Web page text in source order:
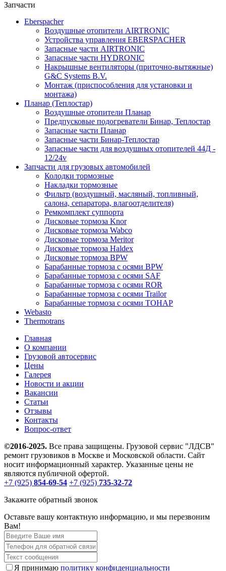
Запчасти
Eberspacher
Воздушные отопители AIRTRONIC
Устройства управления EBERSPACHER
Запасные части AIRTRONIC
Запасные части HYDRONIC
Накрышные вентиляторы (приточно-вытяжные)
G&C Systems B.V.
Монтаж (приспособления для установки и
монтажа)
Планар (Теплостар)
Воздушные отопители Планар
Предпусковые подогреватели Бинар, Теплостар
Запасные части Планар
Запасные части Бинар-Теплостар
Запасные части для воздушных отопителей 44Д -
12/24v
Запчасти для грузовых автомобилей
Колодки тормозные
Накладки тормозные
Фильтр (воздушный, масляный, топливный,
салона, сепаратора, влагоотделителя)
Ремкомплект суппорта
Дисковые тормоза Knor
Дисковые тормоза Wabco
Дисковые тормоза Meritor
Дисковые тормоза Haldex
Дисковые тормоза BPW
Барабанные тормоза с осями BPW
Барабанные тормоза с осями SAF
Барабанные тормоза с осями ROR
Барабанные тормоза с осями Trailor
Барабанные тормоза с осями ТОНАР
Webasto
Thermotrans
Главная
О компании
Грузовой автосервис
Цены
Галерея
Новости и акции
Вакансии
Статьи
Отзывы
Контакты
Вопрос-ответ
©2016-2025. Все права защищены. Грузовой сервис "ЛДСВ"
ремонт грузовиков в Москве и Московской области. Сайт
носит информационный характер. Указанные цены не
являются публичной офертой.
+7 (925) 854-69-54 +7 (925) 735-32-72
Закажите обратный звонок
Оставьте вашу контактную информацию, и мы перезвоним
Вам!
Я принимаю политику конфиденциальности